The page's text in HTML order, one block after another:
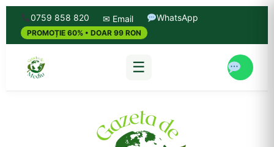
0759 858 820 ✉ Email WhatsApp
PROMOȚIE 60% • DOAR 99 RON
☰